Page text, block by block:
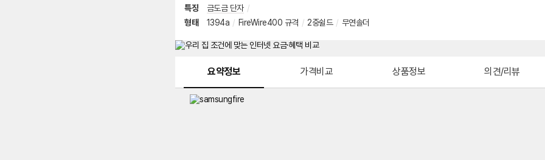
특징 금도금 단자 /
형태
1394a / FireWire400 규격 / 2중쉴드 / 무연솔더
요약정보 가격비교 상품정보 의견/리뷰